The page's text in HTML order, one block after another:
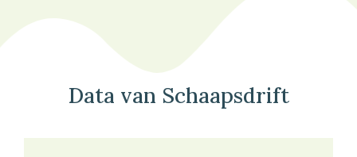
Data van Schaapsdrift